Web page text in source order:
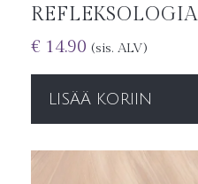
€ 14.90 (sis. ALV)
LISÄÄ KORIIN